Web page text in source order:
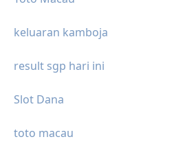
keluaran kamboja
result sgp hari ini
Slot Dana
toto macau